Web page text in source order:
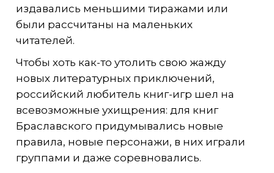
издавались меньшими тиражами или
были рассчитаны на маленьких
читателей.
Чтобы хоть как-то утолить свою жажду
новых литературных приключений,
российский любитель книг-игр шел на
всевозможные ухищрения: для книг
Браславского придумывались новые
правила, новые персонажи, в них играли
группами и даже соревновались.